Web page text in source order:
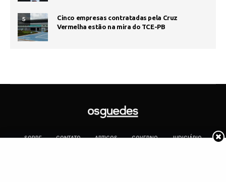
5
Cinco empresas contratadas pela Cruz
Vermelha estão na mira do TCE-PB
SOBRE CONTATO ARTIGOS GOVERNO
JUDICIÁRIO